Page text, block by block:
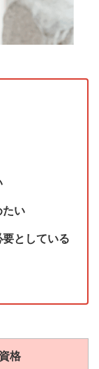
たい
としている
格